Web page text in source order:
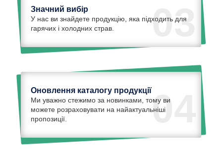
03
Значний вибір
У нас ви знайдете продукцію, яка підходить для
гарячих і холодних страв.
04
Оновлення каталогу продукції
Ми уважно стежимо за новинками, тому ви
можете розраховувати на найактуальніші
пропозиції.